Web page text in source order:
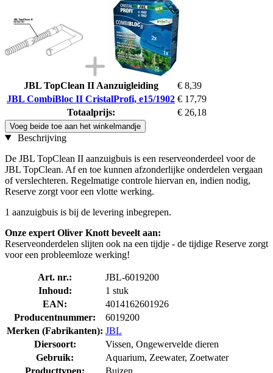
JBL TopClean II Aanzuigleiding
€ 8,39
JBL CombiBloc II CristalProfi, e15/1902 € 17,79
Totaalprijs:
€ 26,18
Voeg beide toe aan het winkelmandje
Beschrijving
De JBL TopClean II aanzuigbuis is een reserveonderdeel voor de
JBL TopClean. Af en toe kunnen afzonderlijke onderdelen vergaan
of verslechteren. Regelmatige controle hiervan en, indien nodig,
Reserve zorgt voor een vlotte werking.
1 aanzuigbuis is bij de levering inbegrepen.
Onze expert Oliver Knott beveelt aan:
Reserveonderdelen slijten ook na een tijdje - de tijdige Reserve zorgt
voor een probleemloze werking!
Art. nr.:
JBL-6019200
Inhoud:
1 stuk
EAN:
4014162601926
Producentnummer:
6019200
Merken (Fabrikanten): JBL
Diersoort:
Vissen, Ongewervelde dieren
Gebruik:
Aquarium, Zeewater, Zoetwater
Producttypen:
Buizen